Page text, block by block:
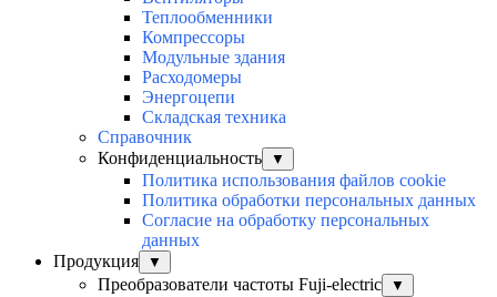
Теплообменники
Компрессоры
Модульные здания
Расходомеры
Энергоцепи
Складская техника
Справочник
Конфиденциальность
▼
Политика использования файлов cookie
Политика обработки персональных данных
Согласие на обработку персональных
данных
Продукция
▼
Преобразователи частоты Fuji-electric ▼